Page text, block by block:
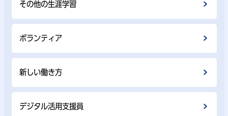
その他の生涯学習
ボランティア
新しい働き方
デジタル活用支援員